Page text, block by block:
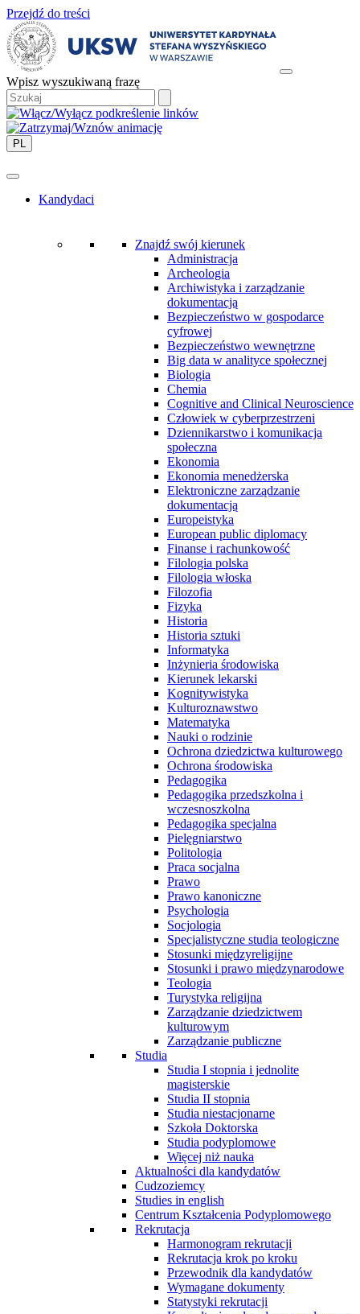
Przejdź do treści
Wpisz wyszukiwaną frazę
PL
Kandydaci
Znajdź swój kierunek
Administracja
Archeologia
Archiwistyka i zarządzanie
dokumentacją
Bezpieczeństwo w gospodarce
cyfrowej
Bezpieczeństwo wewnętrzne
Big data w analityce społecznej
Biologia
Chemia
Cognitive and Clinical Neuroscience
Człowiek w cyberprzestrzeni
Dziennikarstwo i komunikacja
społeczna
Ekonomia
Ekonomia menedżerska
Elektroniczne zarządzanie
dokumentacją
Europeistyka
European public diplomacy
Finanse i rachunkowość
Filologia polska
Filologia włoska
Filozofia
Fizyka
Historia
Historia sztuki
Informatyka
Inżynieria środowiska
Kierunek lekarski
Kognitywistyka
Kulturoznawstwo
Matematyka
Nauki o rodzinie
Ochrona dziedzictwa kulturowego
Ochrona środowiska
Pedagogika
Pedagogika przedszkolna i
wczesnoszkolna
Pedagogika specjalna
Pielęgniarstwo
Politologia
Praca socjalna
Prawo
Prawo kanoniczne
Psychologia
Socjologia
Specjalistyczne studia teologiczne
Stosunki międzyreligijne
Stosunki i prawo międzynarodowe
Teologia
Turystyka religijna
Zarządzanie dziedzictwem
kulturowym
Zarządzanie publiczne
Studia
Studia I stopnia i jednolite
magisterskie
Studia II stopnia
Studia niestacjonarne
Szkoła Doktorska
Studia podyplomowe
Więcej niż nauka
Aktualności dla kandydatów
Cudzoziemcy
Studies in english
Centrum Kształcenia Podyplomowego
Rekrutacja
Harmonogram rekrutacji
Rekrutacja krok po kroku
Przewodnik dla kandydatów
Wymagane dokumenty
Statystyki rekrutacji